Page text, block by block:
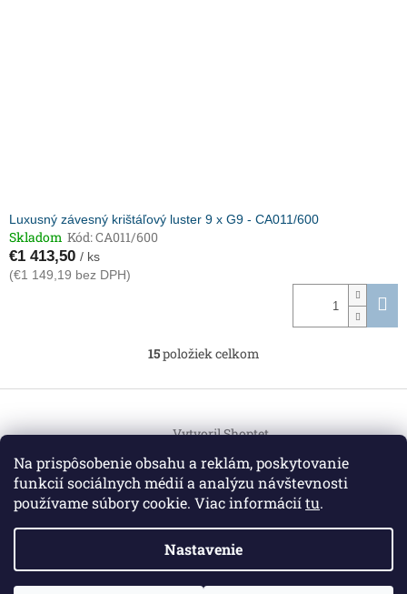
Na prispôsobenie obsahu a reklám, poskytovanie
funkcií sociálnych médií a analýzu návštevnosti
používame súbory cookie. Viac informáciítu.
Nastavenie
Luxusný závesný krištáľový luster 9 x G9 - CA011/600
Skladom Kód:CA011/600
€1 413,50 / ks
(€1 149,19 bez DPH)
O
l
d
c
i
e
r
v
k
y
15položiek celkom
p
Vytvoril Shoptet
Copyright 2026HEMI Elektro. Všetky práva vyhradené.
Upraviť nastavenie cookies